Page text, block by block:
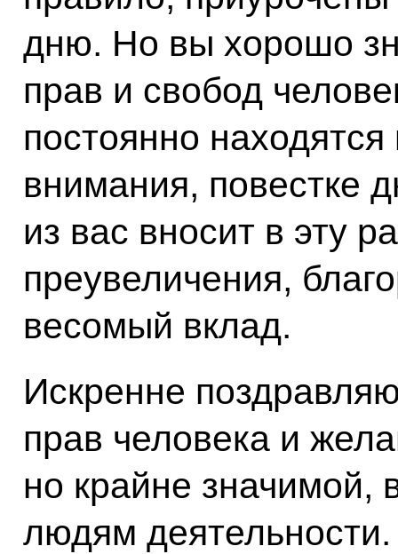
дню. Но вы хорошо
прав и свобод
постоянно
внимания, повестке
из вас вносит в эту
преувеличения,
весомый вклад.
Искренне
прав человека и
но крайне значимой,
людям деятельности.